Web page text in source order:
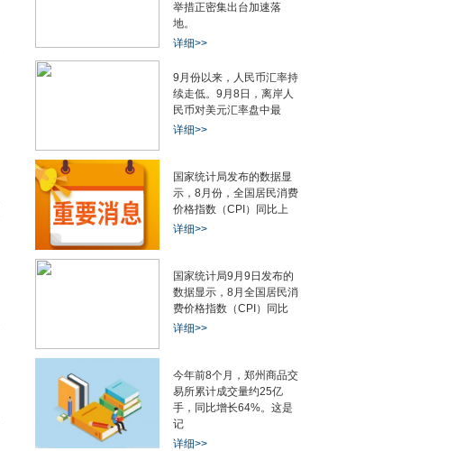
举措正密集出台加速落
地。
详细>>
9月份以来，人民币汇率持
续走低。9月8日，离岸人
民币对美元汇率盘中最
详细>>
国家统计局发布的数据显
示，8月份，全国居民消费
价格指数（CPI）同比上
详细>>
国家统计局9月9日发布的
数据显示，8月全国居民消
费价格指数（CPI）同比
详细>>
今年前8个月，郑州商品交
易所累计成交量约25亿
手，同比增长64%。这是
记
详细>>